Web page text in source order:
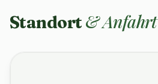
Standort & Anfahrt